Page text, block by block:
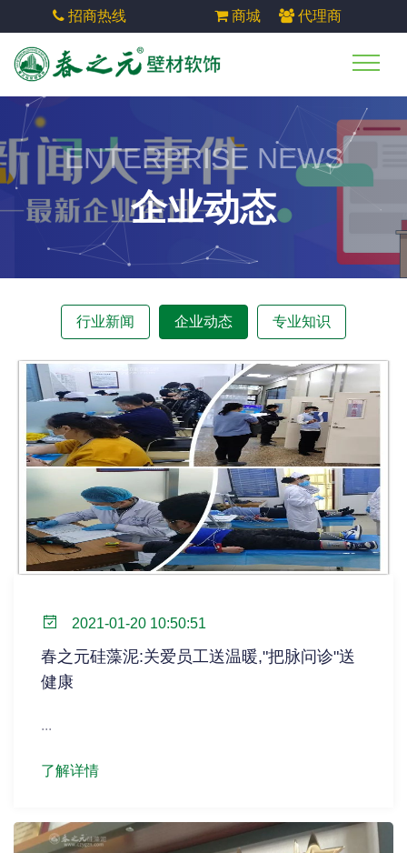
招商热线 商城 代理商
ENTERPRISE NEWS
企业动态
行业新闻 企业动态 专业知识
2021-01-20 10:50:51
春之元硅藻泥:关爱员工送温暖,"把脉问诊"送
健康
...
了解详情